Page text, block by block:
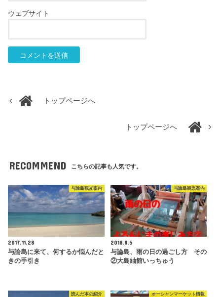
ウェブサイト
トップページへ
トップページへ
RECOMMEND こちらの記事も人気です。
与論島観光案内
2017.11.28
与論島に来て、何するか悩んだと
きの手引き
与論島観光案内
2018.8.5
与論島、雨の日の過ごし方 その
②大島紬館いっちゅう
読んだ本の紹介 オーシャンマーケット情報